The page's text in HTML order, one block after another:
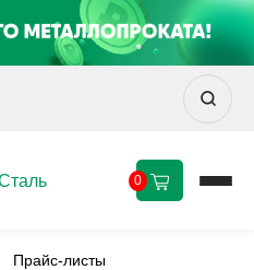
0
Прайс-листы